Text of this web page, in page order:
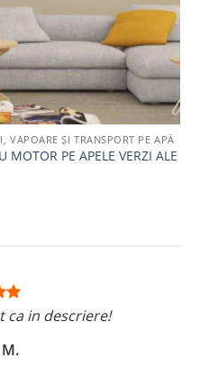
VAPOARE ȘI TRANSPORT PE APĂ
MOTOR PE APELE VERZI ALE
ca in descriere!